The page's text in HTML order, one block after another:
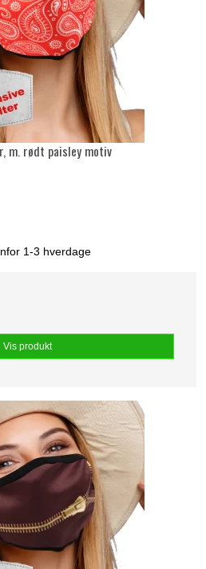
m. rødt paisley motiv
1-3 hverdage
Vis produkt